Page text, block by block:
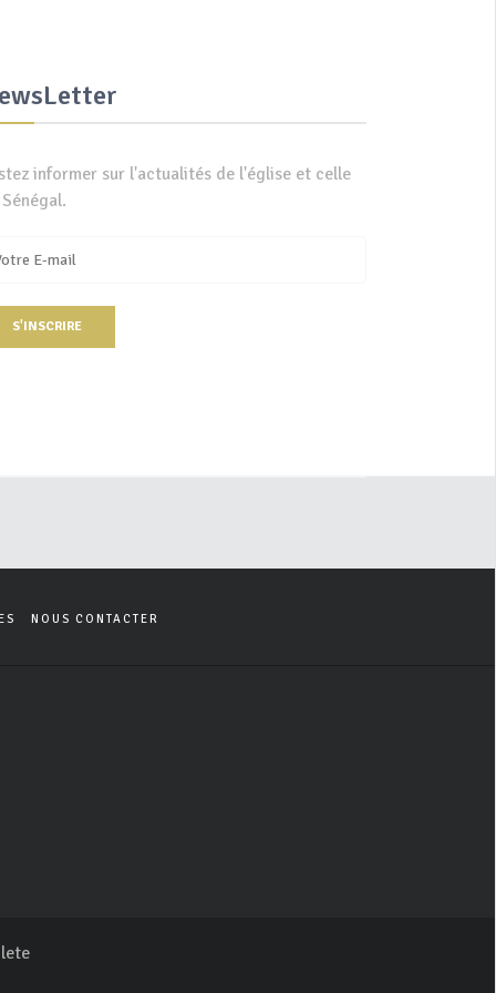
informer sur l'actualités de l'église et celle
S'INSCRIRE
NOUS CONTACTER